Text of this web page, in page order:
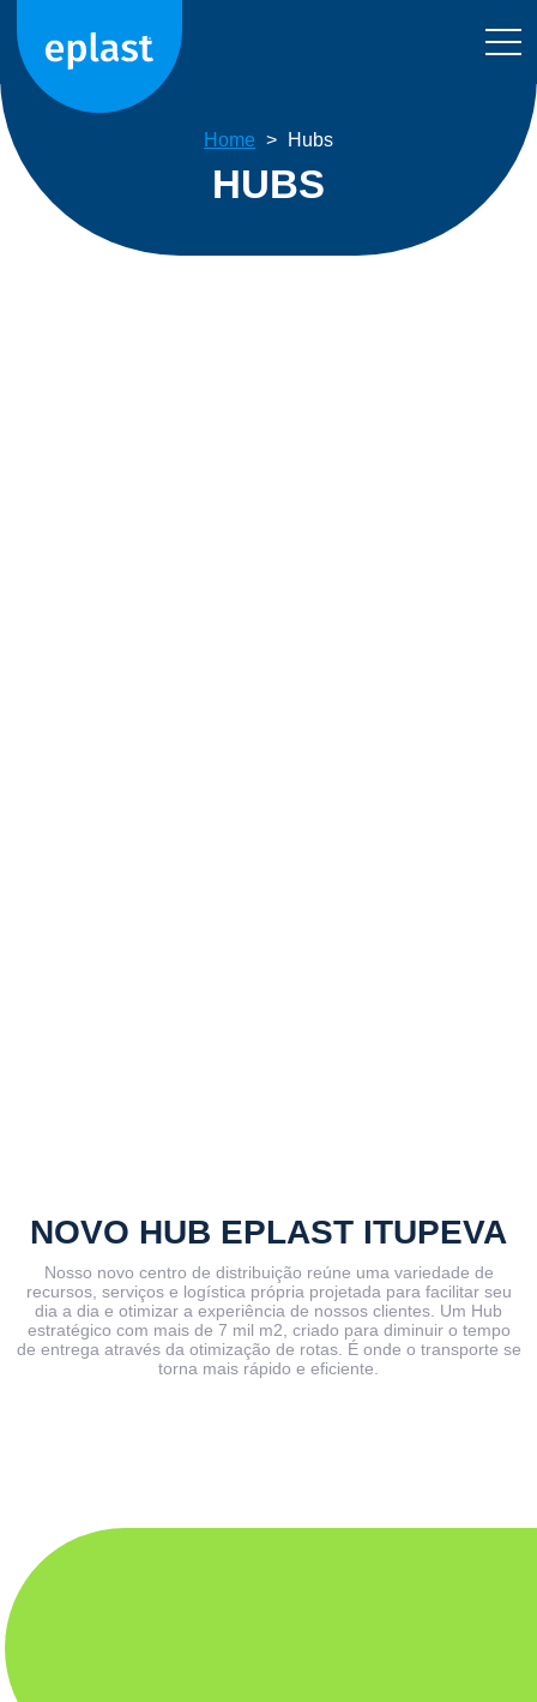
Home > Hubs
HUBS
NOVO HUB EPLAST ITUPEVA
Nosso novo centro de distribuição reúne uma variedade de
recursos, serviços e logística própria projetada para facilitar seu
dia a dia e otimizar a experiência de nossos clientes. Um Hub
estratégico com mais de 7 mil m2, criado para diminuir o tempo
de entrega através da otimização de rotas. É onde o transporte se
torna mais rápido e eficiente.